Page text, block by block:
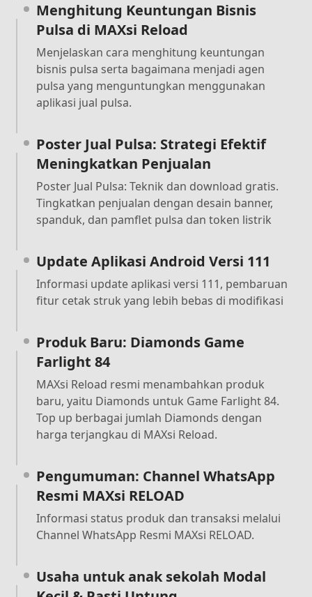
Menghitung Keuntungan Bisnis
Pulsa di MAXsi Reload
Menjelaskan cara menghitung keuntungan
bisnis pulsa serta bagaimana menjadi agen
pulsa yang menguntungkan menggunakan
aplikasi jual pulsa.
Poster Jual Pulsa: Strategi Efektif
Meningkatkan Penjualan
Poster Jual Pulsa: Teknik dan download gratis.
Tingkatkan penjualan dengan desain banner,
spanduk, dan pamflet pulsa dan token listrik
Update Aplikasi Android Versi 111
Informasi update aplikasi versi 111, pembaruan
fitur cetak struk yang lebih bebas di modifikasi
Produk Baru: Diamonds Game
Farlight 84
MAXsi Reload resmi menambahkan produk
baru, yaitu Diamonds untuk Game Farlight 84.
Top up berbagai jumlah Diamonds dengan
harga terjangkau di MAXsi Reload.
Pengumuman: Channel WhatsApp
Resmi MAXsi RELOAD
Informasi status produk dan transaksi melalui
Channel WhatsApp Resmi MAXsi RELOAD.
Usaha untuk anak sekolah Modal